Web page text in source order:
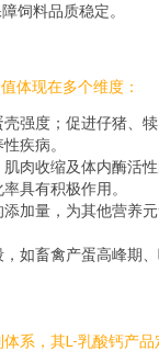
饲料品质稳定。
体现在多个维度：
壳强度；促进仔猪、犊
疾病。
肉收缩及体内酶活
具有积极作用。
添加量，为其他营养
，如畜禽产蛋高峰期
系，其L-乳酸钙产品